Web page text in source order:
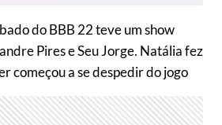
do BBB 22 teve um show
Pires e Seu Jorge. Natália fez
começou a se despedir do jogo